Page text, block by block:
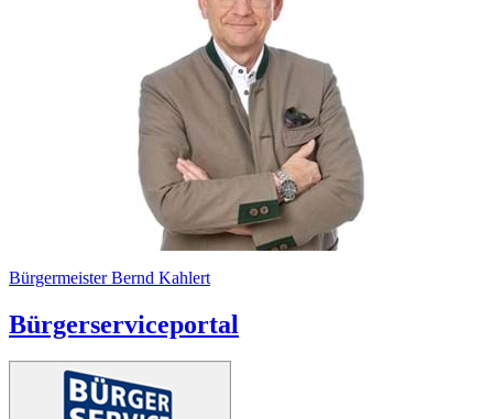
Bürgermeister Bernd Kahlert
Bürgerserviceportal